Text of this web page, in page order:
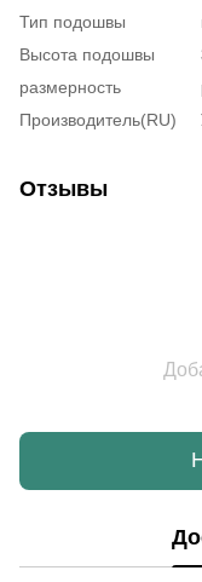
Тип подошвы
Высота подошвы
размерность
Производитель(RU)
Отзывы